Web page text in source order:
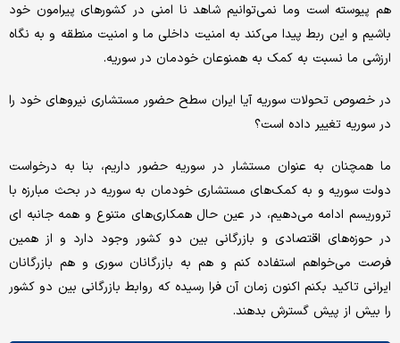
هم پیوسته است وما نمی‌توانیم شاهد نا امنی در کشورهای پیرامون خود
باشیم و این ربط پیدا می‌کند به امنیت داخلی ما و امنیت منطقه و به نگاه
ارزشی ما نسبت به کمک به همنوعان خودمان در سوریه.
در خصوص تحولات سوریه آیا ایران سطح حضور مستشاری نیروهای خود را
در سوریه تغییر داده است؟
ما همچنان به عنوان مستشار در سوریه حضور داریم، بنا به درخواست
دولت سوریه و به کمک‌های مستشاری خودمان به سوریه در بحث مبارزه با
تروریسم ادامه می‌دهیم، در عین حال همکاری‌های متنوع و همه جانبه ای
در حوزه‌های اقتصادی و بازرگانی بین دو کشور وجود دارد و از همین
فرصت می‌خواهم استفاده کنم و هم به بازرگانان سوری و هم بازرگانان
ایرانی تاکید بکنم اکنون زمان آن فرا رسیده که روابط بازرگانی بین دو کشور
را بیش از پیش گسترش بدهند.